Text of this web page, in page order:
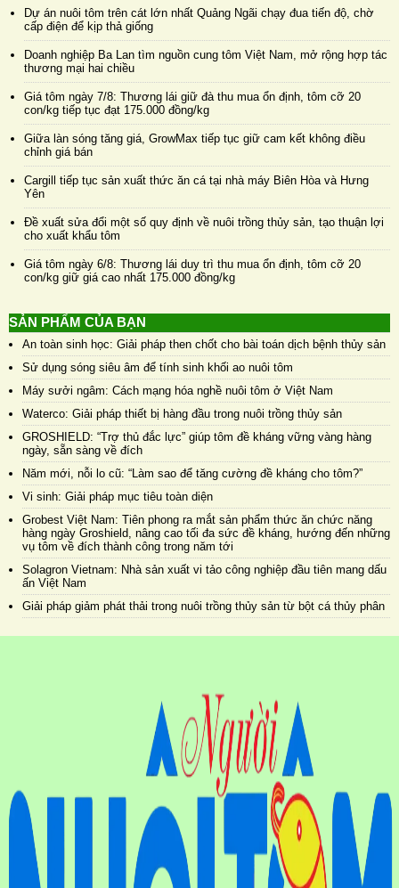
Dự án nuôi tôm trên cát lớn nhất Quảng Ngãi chạy đua tiến độ, chờ
cấp điện để kịp thả giống
Doanh nghiệp Ba Lan tìm nguồn cung tôm Việt Nam, mở rộng hợp tác
thương mại hai chiều
Giá tôm ngày 7/8: Thương lái giữ đà thu mua ổn định, tôm cỡ 20
con/kg tiếp tục đạt 175.000 đồng/kg
Giữa làn sóng tăng giá, GrowMax tiếp tục giữ cam kết không điều
chỉnh giá bán
Cargill tiếp tục sản xuất thức ăn cá tại nhà máy Biên Hòa và Hưng
Yên
Đề xuất sửa đổi một số quy định về nuôi trồng thủy sản, tạo thuận lợi
cho xuất khẩu tôm
Giá tôm ngày 6/8: Thương lái duy trì thu mua ổn định, tôm cỡ 20
con/kg giữ giá cao nhất 175.000 đồng/kg
SẢN PHẨM CỦA BẠN
An toàn sinh học: Giải pháp then chốt cho bài toán dịch bệnh thủy sản
Sử dụng sóng siêu âm để tính sinh khối ao nuôi tôm
Máy sưởi ngâm: Cách mạng hóa nghề nuôi tôm ở Việt Nam
Waterco: Giải pháp thiết bị hàng đầu trong nuôi trồng thủy sản
GROSHIELD: “Trợ thủ đắc lực” giúp tôm đề kháng vững vàng hàng
ngày, sẵn sàng về đích
Năm mới, nỗi lo cũ: “Làm sao để tăng cường đề kháng cho tôm?”
Vi sinh: Giải pháp mục tiêu toàn diện
Grobest Việt Nam: Tiên phong ra mắt sản phẩm thức ăn chức năng
hàng ngày Groshield, nâng cao tối đa sức đề kháng, hướng đến những
vụ tôm về đích thành công trong năm tới
Solagron Vietnam: Nhà sản xuất vi tảo công nghiệp đầu tiên mang dấu
ấn Việt Nam
Giải pháp giảm phát thải trong nuôi trồng thủy sản từ bột cá thủy phân